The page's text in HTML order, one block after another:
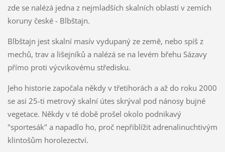
zde se nalézá jedna z nejmladších skalních oblastí v zemích
koruny české - Blbštajn.
Blbštajn jest skalní masív vydupaný ze země, nebo spíš z
mechů, trav a lišejníků a nalézá se na levém břehu Sázavy
přímo proti výcvikovému středisku.
Jeho historie započala někdy v třetihorách a až do roku 2000
se asi 25-ti metrový skalní útes skrýval pod nánosy bujné
vegetace. Někdy v té době prošel okolo podnikavý
"sportesák" a napadlo ho, proč nepřiblížit adrenalinuchtivým
klintošům horolezectví.